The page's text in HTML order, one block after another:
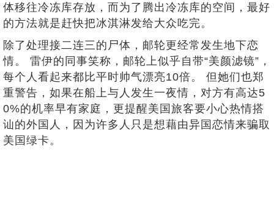
体移往冷冻库存放，而为了腾出冷冻库的空间，最好
的方法就是赶快把冰淇淋发给大众吃完。
除了处理接二连三的尸体，邮轮更经常发生地下恋
情。 雷伊的同事笑称，邮轮上似乎自带“美颜滤镜”，
每个人看起来都比平时帅气漂亮10倍。 但她们也郑
重警告，如果在船上与人发生一夜情，对方有高达5
0%的机率早有家庭，更提醒美国旅客要小心热情搭
讪的外国人，因为许多人只是想藉由异国恋情来骗取
美国绿卡。